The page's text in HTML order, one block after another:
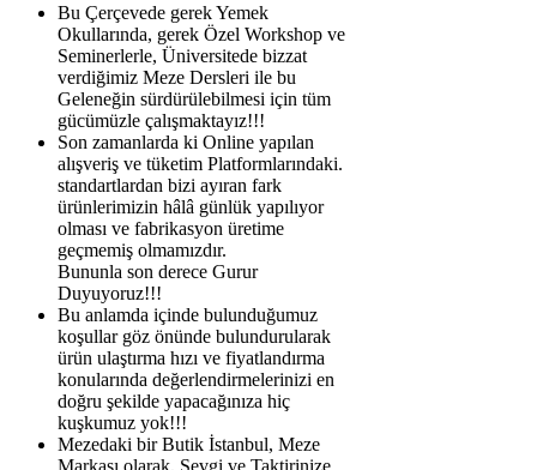
Bu Çerçevede gerek Yemek
Okullarında, gerek Özel Workshop ve
Seminerlerle, Üniversitede bizzat
verdiğimiz Meze Dersleri ile bu
Geleneğin sürdürülebilmesi için tüm
gücümüzle çalışmaktayız!!!
Son zamanlarda ki Online yapılan
alışveriş ve tüketim Platformlarındaki.
standartlardan bizi ayıran fark
ürünlerimizin hâlâ günlük yapılıyor
olması ve fabrikasyon üretime
geçmemiş olmamızdır.
Bununla son derece Gurur
Duyuyoruz!!!
Bu anlamda içinde bulunduğumuz
koşullar göz önünde bulundurularak
ürün ulaştırma hızı ve fiyatlandırma
konularında değerlendirmelerinizi en
doğru şekilde yapacağınıza hiç
kuşkumuz yok!!!
Mezedaki bir Butik İstanbul, Meze
Markası olarak, Sevgi ve Taktirinize